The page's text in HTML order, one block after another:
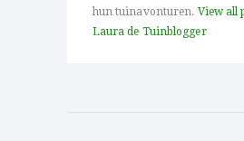
hun tuinavonturen. View all
Laura de Tuinblogger